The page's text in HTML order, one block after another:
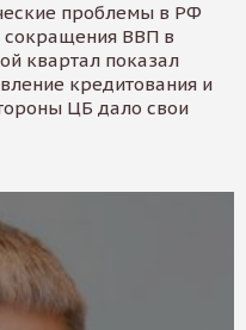
проблемы в РФ
сокращения ВВП в
квартал показал
кредитования и
ЦБ дало свои